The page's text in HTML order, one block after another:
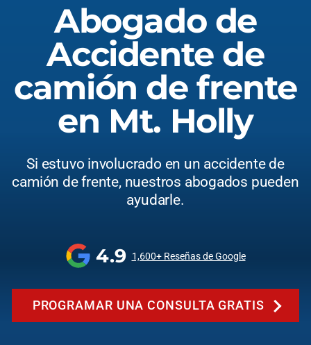
Abogado de
Accidente de
camión de frente
en Mt. Holly
Si estuvo involucrado en un accidente de
camión de frente, nuestros abogados pueden
ayudarle.
4.9 1,600+ Reseñas de Google
PROGRAMAR UNA CONSULTA GRATIS